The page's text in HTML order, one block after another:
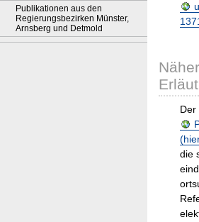
Publikationen aus den
Regierungsbezirken Münster,
Arnsberg und Detmold
Der
die